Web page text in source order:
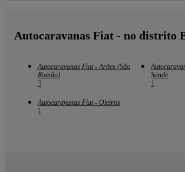
Autocaravanas Fiat - no distrito
Autocaravanas Fiat - Arões (São
Romão)
3
Sande
1
Autocaravanas Fiat - Oleiros
1